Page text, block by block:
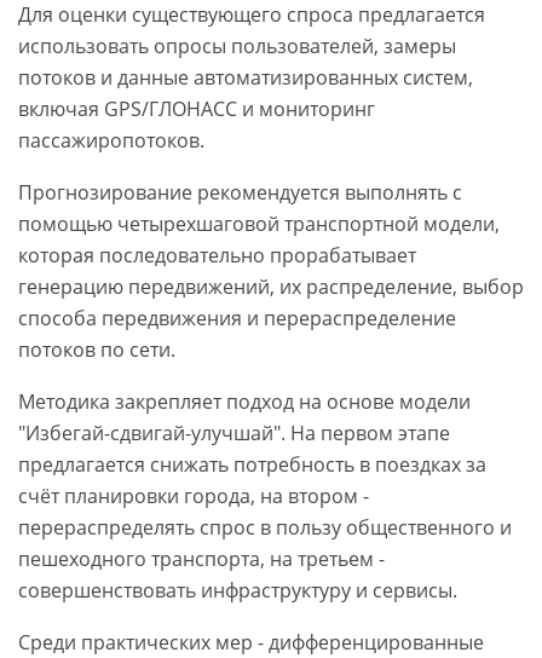
Для оценки существующего спроса предлагается
использовать опросы пользователей, замеры
потоков и данные автоматизированных систем,
включая GPS/ГЛОНАСС и мониторинг
пассажиропотоков.
Прогнозирование рекомендуется выполнять с
помощью четырехшаговой транспортной модели,
которая последовательно прорабатывает
генерацию передвижений, их распределение, выбор
способа передвижения и перераспределение
потоков по сети.
Методика закрепляет подход на основе модели
"Избегай-сдвигай-улучшай". На первом этапе
предлагается снижать потребность в поездках за
счёт планировки города, на втором -
перераспределять спрос в пользу общественного и
пешеходного транспорта, на третьем -
совершенствовать инфраструктуру и сервисы.
Среди практических мер - дифференцированные